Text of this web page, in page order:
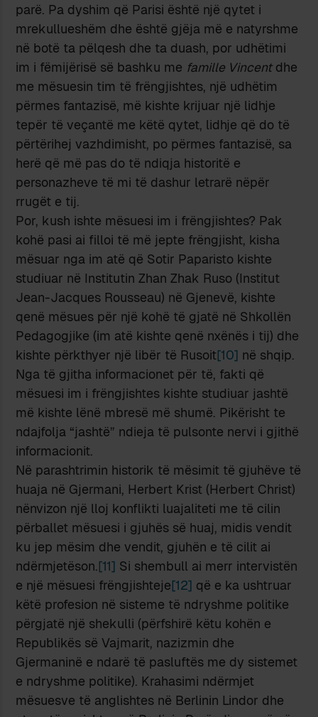
parë. Pa dyshim që Parisi është një qytet i
mrekullueshëm dhe është gjëja më e natyrshme
në botë ta pëlqesh dhe ta duash, por udhëtimi
im i fëmijërisë së bashku me famille Vincentdhe
me mësuesin tim të frëngjishtes, një udhëtim
përmes fantazisë, më kishte krijuar një lidhje
tepër të veçantë me këtë qytet, lidhje që do të
përtërihej vazhdimisht, po përmes fantazisë, sa
herë që më pas do të ndiqja historitë e
personazheve të mi të dashur letrarë nëpër
rrugët e tij.
Por, kush ishte mësuesi im i frëngjishtes? Pak
kohë pasi ai filloi të më jepte frëngjisht, kisha
mësuar nga im atë që Sotir Paparisto kishte
studiuar në Institutin Zhan Zhak Ruso (Institut
Jean-Jacques Rousseau) në Gjenevë, kishte
qenë mësues për një kohë të gjatë në Shkollën
Pedagogjike (im atë kishte qenë nxënës i tij) dhe
kishte përkthyer një libër të Rusoit[10] në shqip.
Nga të gjitha informacionet për të, fakti që
mësuesi im i frëngjishtes kishte studiuar jashtë
më kishte lënë mbresë më shumë. Pikërisht te
ndajfolja “jashtë” ndieja të pulsonte nervi i gjithë
informacionit.
Në parashtrimin historik të mësimit të gjuhëve të
huaja në Gjermani, Herbert Krist (Herbert Christ)
nënvizon një lloj konflikti luajaliteti me të cilin
përballet mësuesi i gjuhës së huaj, midis vendit
ku jep mësim dhe vendit, gjuhën e të cilit ai
ndërmjetëson.[11] Si shembull ai merr intervistën
e një mësuesi frëngjishteje[12] që e ka ushtruar
këtë profesion në sisteme të ndryshme politike
përgjatë një shekulli (përfshirë këtu kohën e
Republikës së Vajmarit, nazizmin dhe
Gjermaninë e ndarë të pasluftës me dy sistemet
e ndryshme politike). Krahasimi ndërmjet
mësuesve të anglishtes në Berlinin Lindor dhe